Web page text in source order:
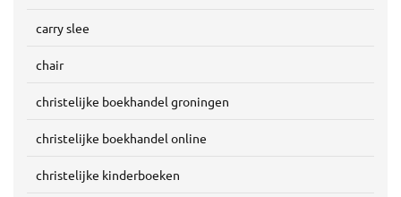
carry slee
chair
christelijke boekhandel groningen
christelijke boekhandel online
christelijke kinderboeken